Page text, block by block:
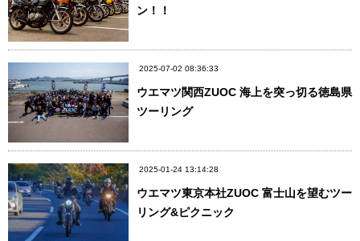
ン！！
2025-07-02 08:36:33
ウエマツ関西ZUOC 海上を突っ切る徳島県
ツーリング
2025-01-24 13:14:28
ウエマツ東京本社ZUOC 富士山を望むツー
リング&ピクニック